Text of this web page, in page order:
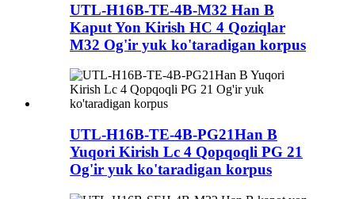
UTL-H16B-TE-4B-M32 Han B
Kaput Yon Kirish HC 4 Qoziqlar
M32 Og'ir yuk ko'taradigan korpus
UTL-H16B-TE-4B-PG21Han B
Yuqori Kirish Lc 4 Qopqoqli PG 21
Og'ir yuk ko'taradigan korpus